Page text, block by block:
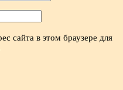
сайта в этом браузере для